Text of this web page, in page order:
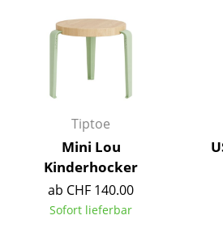
Hängeleuchten &
Tischleuchten
Schreibtischleuchten
Stehleuchten & Leseleuchten
Bodenleuchten
Wandleuchten
Tiptoe
Mini Lou
Kinderhocker
ab CHF 140.00
Sofort lieferbar